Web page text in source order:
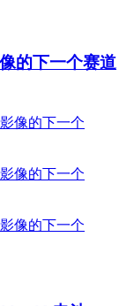
的下一个赛道